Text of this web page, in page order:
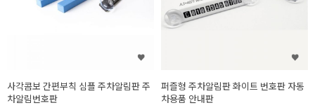
사각콤보 간편부칙 심플 주차알림판 주
차알림번호판
퍼즐형 주차알림판 화이트 번호판 자동
차용품 안내판